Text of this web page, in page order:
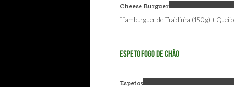
Cheese Burguer
Hamburguer de Fraldinha (150g) + Queijo
Espeto Fogo de Chão
Espetos